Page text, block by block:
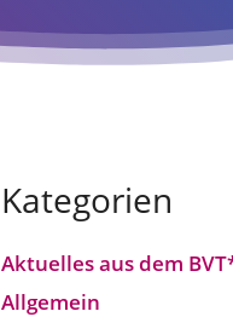
Kategorien
Aktuelles aus dem
Allgemein